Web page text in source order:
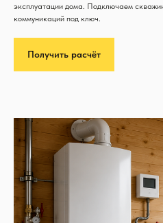
эксплуатации дома. Подключаем
коммуникаций под ключ.
Получить расчёт